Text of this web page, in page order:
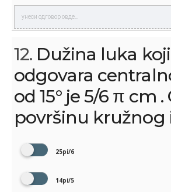
12. Dužina luka koji
odgovara
od 15° je 5/6 π cm
površinu kružnog
25pi/6
14pi/5